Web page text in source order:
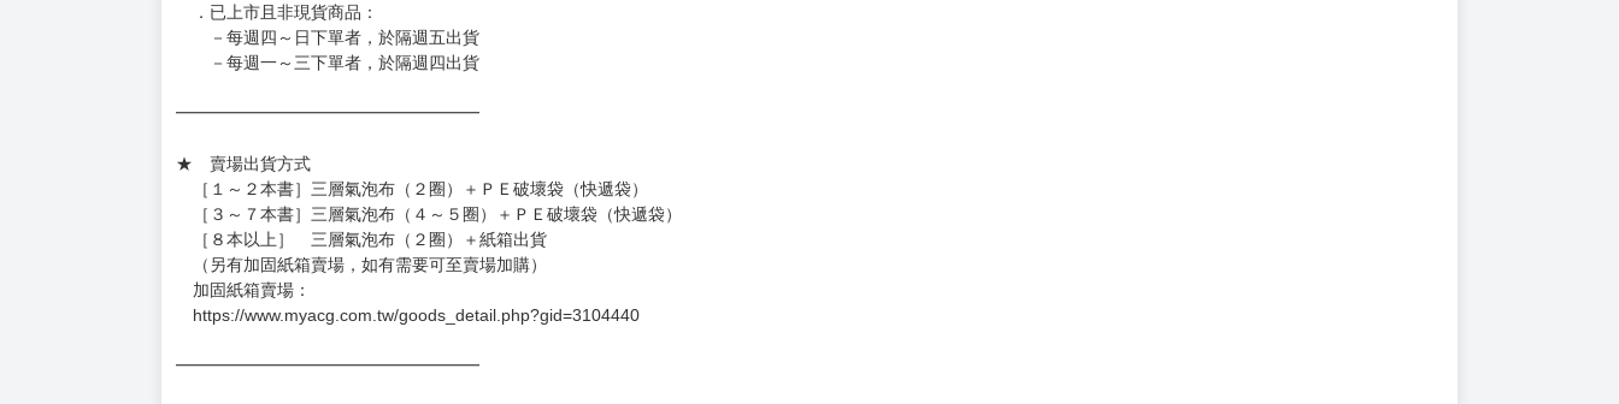
．已上市且非現貨商品：
－每週四～日下單者，於隔週五出貨
－每週一～三下單者，於隔週四出貨
━━━━━━━━━━━━━━━━━━
★ 賣場出貨方式
［１～２本書］三層氣泡布（２圈）＋ＰＥ破壞袋（快遞袋）
［３～７本書］三層氣泡布（４～５圈）＋ＰＥ破壞袋（快遞袋）
［８本以上］ 三層氣泡布（２圈）＋紙箱出貨
（另有加固紙箱賣場，如有需要可至賣場加購）
加固紙箱賣場：
https://www.myacg.com.tw/goods_detail.php?gid=3104440
━━━━━━━━━━━━━━━━━━